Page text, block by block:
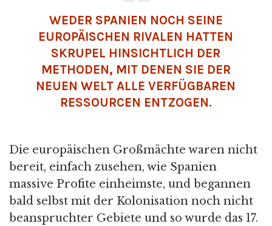
WEDER SPANIEN NOCH SEINE
EUROPÄISCHEN RIVALEN HATTEN
SKRUPEL HINSICHTLICH DER
METHODEN, MIT DENEN SIE DER
NEUEN WELT ALLE VERFÜGBAREN
RESSOURCEN ENTZOGEN.
Die europäischen Großmächte waren nicht
bereit, einfach zusehen, wie Spanien
massive Profite einheimste, und begannen
bald selbst mit der Kolonisation noch nicht
beanspruchter Gebiete und so wurde das 17.